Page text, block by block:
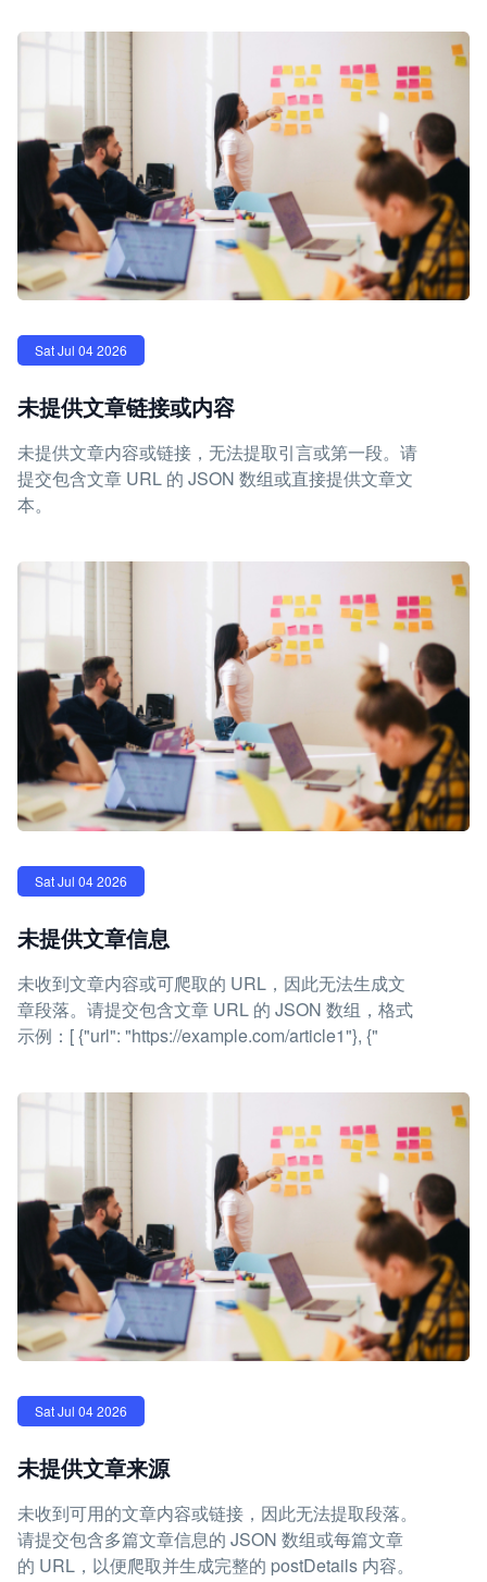
Sat Jul 04 2026
未提供文章链接或内容
未提供文章内容或链接，无法提取引言或第一段。请
提交包含文章 URL 的 JSON 数组或直接提供文章文
本。
Sat Jul 04 2026
未提供文章信息
未收到文章内容或可爬取的 URL，因此无法生成文
章段落。请提交包含文章 URL 的 JSON 数组，格式
示例：[ {"url": "https://example.com/article1"}, {"
Sat Jul 04 2026
未提供文章来源
未收到可用的文章内容或链接，因此无法提取段落。
请提交包含多篇文章信息的 JSON 数组或每篇文章
的 URL，以便爬取并生成完整的 postDetails 内容。